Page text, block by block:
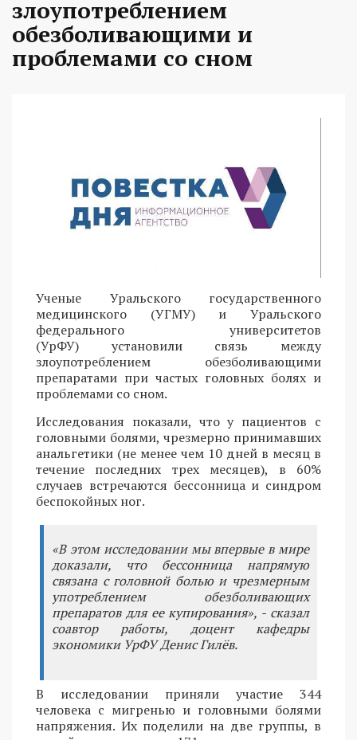
злоупотреблением
обезболивающими и
проблемами со сном
Ученые Уральского государственного
медицинского (УГМУ) и Уральского
федерального университетов
(УрФУ) установили связь между
злоупотреблением обезболивающими
препаратами при частых головных болях и
проблемами со сном.
Исследования показали, что у пациентов с
головными болями, чрезмерно принимавших
анальгетики (не менее чем 10 дней в месяц в
течение последних трех месяцев), в 60%
случаев встречаются бессонница и синдром
беспокойных ног.
«В этом исследовании мы впервые в мире
доказали, что бессонница напрямую
связана с головной болью и чрезмерным
употреблением обезболивающих
препаратов для ее купирования», - сказал
соавтор работы, доцент кафедры
экономики УрФУ Денис Гилёв.
В исследовании приняли участие 344
человека с мигренью и головными болями
напряжения. Их поделили на две группы, в